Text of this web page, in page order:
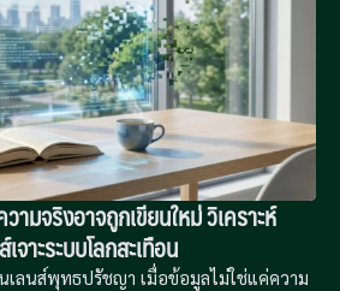
ามจริงอาจถูกเขียนใหม่ วิเคราะห์
จาะระบบโลกสะเทือน
เลนส์พุทธปรัชญา เมื่อข้อมูลไม่ใช่แค่ความ